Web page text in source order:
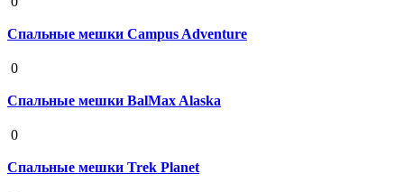
Спальные мешки Campus Adventure
0
Спальные мешки BalMax Alaska
0
Спальные мешки Trek Planet